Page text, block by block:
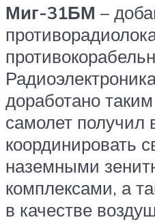
Миг-31БМ –
доработано
самолет получил
координировать
наземными
комплексами, а
в качестве